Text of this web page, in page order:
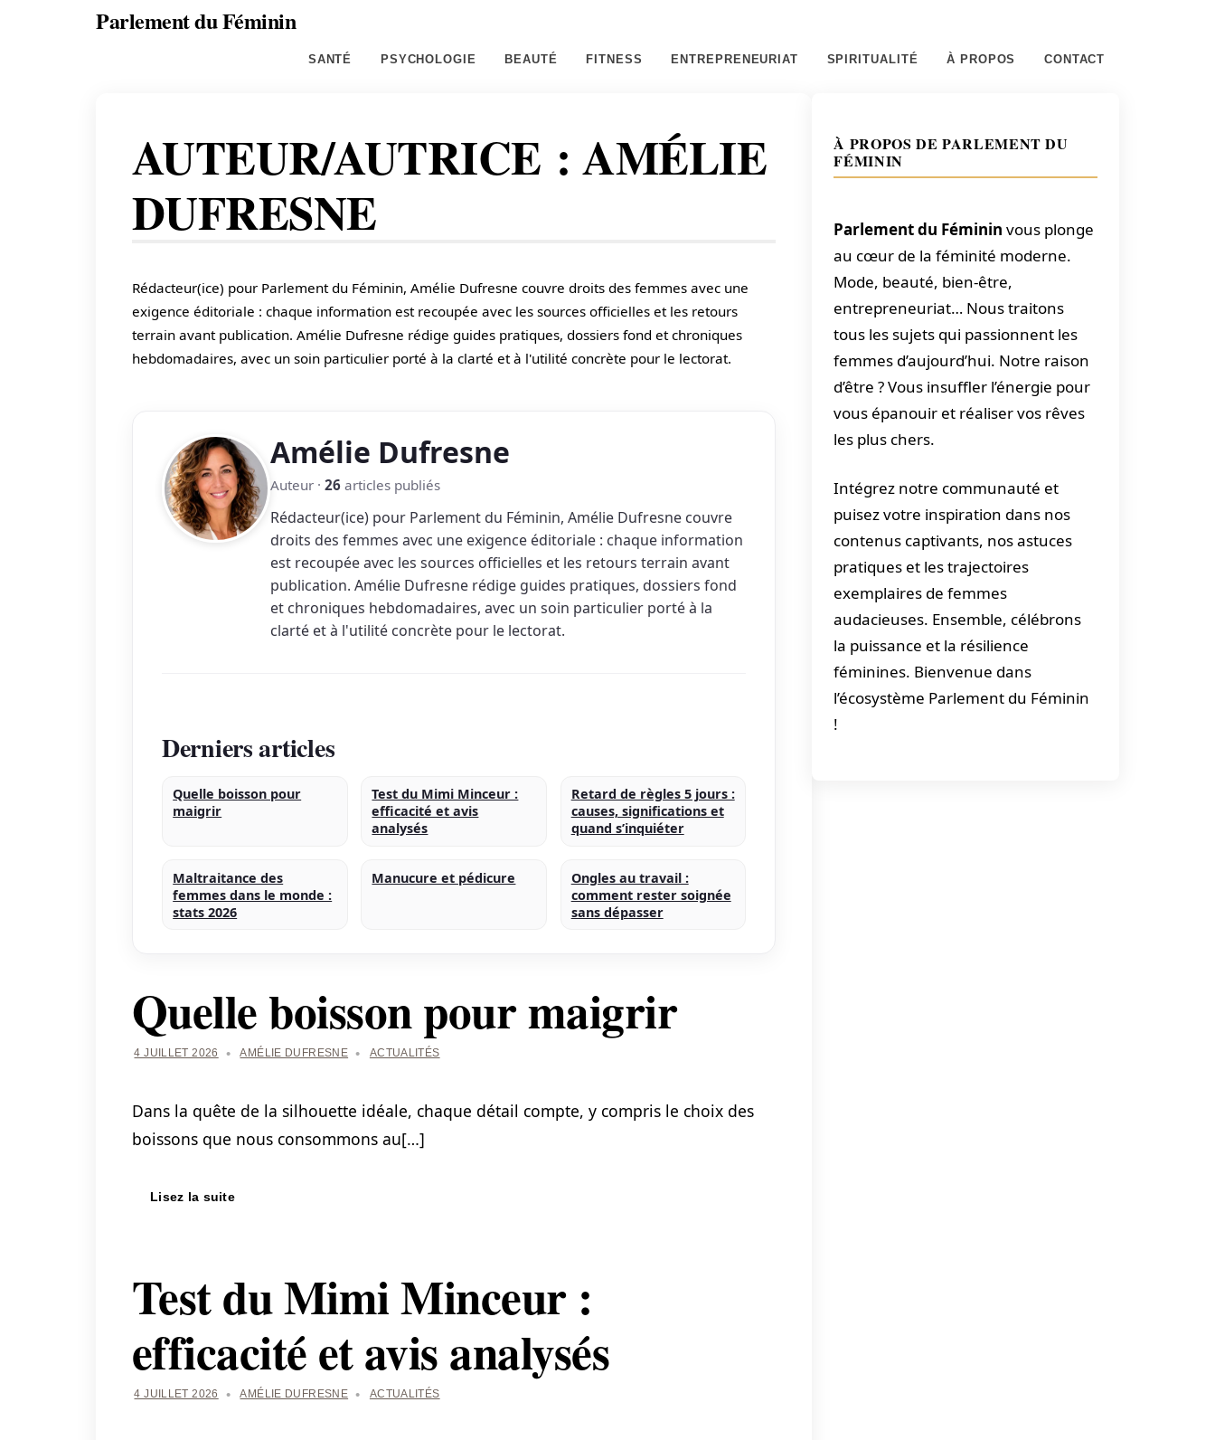
Parlement du Féminin
entrepreneuriat
féminin
SANTÉ PSYCHOLOGIE BEAUTÉ FITNESS ENTREPRENEURIAT SPIRITUALITÉ À PROPOS CONTACT
AUTEUR/AUTRICE :AMÉLIE
DUFRESNE
Rédacteur(ice) pour Parlement du Féminin, Amélie Dufresne couvre droits des femmes avec une
exigence éditoriale : chaque information est recoupée avec les sources officielles et les retours
terrain avant publication. Amélie Dufresne rédige guides pratiques, dossiers fond et chroniques
hebdomadaires, avec un soin particulier porté à la clarté et à l'utilité concrète pour le lectorat.
Amélie Dufresne
Auteur · 26 articles publiés
Rédacteur(ice) pour Parlement du Féminin, Amélie Dufresne couvre
droits des femmes avec une exigence éditoriale : chaque information
est recoupée avec les sources officielles et les retours terrain avant
publication. Amélie Dufresne rédige guides pratiques, dossiers fond
et chroniques hebdomadaires, avec un soin particulier porté à la
clarté et à l'utilité concrète pour le lectorat.
Derniers articles
Quelle boisson pour
maigrir
Test du Mimi Minceur :
efficacité et avis
analysés
Retard de règles 5 jours :
causes, significations et
quand s’inquiéter
Maltraitance des
femmes dans le monde :
stats 2026
Manucure et pédicure
Ongles au travail :
comment rester soignée
sans dépasser
Quelle boisson pour maigrir
4 JUILLET 2026 AMÉLIE DUFRESNE ACTUALITÉS
Dans la quête de la silhouette idéale, chaque détail compte, y compris le choix des
boissons que nous consommons au[…]
Lisez la suite
Test du Mimi Minceur :
efficacité et avis analysés
4 JUILLET 2026 AMÉLIE DUFRESNE ACTUALITÉS
À PROPOS DE PARLEMENT DU
FÉMININ
Parlement du Féminin vous plonge
au cœur de la féminité moderne.
Mode, beauté, bien-être,
entrepreneuriat… Nous traitons
tous les sujets qui passionnent les
femmes d’aujourd’hui. Notre raison
d’être ? Vous insuffler l’énergie pour
vous épanouir et réaliser vos rêves
les plus chers.
Intégrez notre communauté et
puisez votre inspiration dans nos
contenus captivants, nos astuces
pratiques et les trajectoires
exemplaires de femmes
audacieuses. Ensemble, célébrons
la puissance et la résilience
féminines. Bienvenue dans
l’écosystème Parlement du Féminin
!